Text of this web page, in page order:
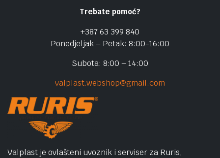
Trebate pomoć?
+387 63 399 840
Ponedjeljak – Petak: 8:00-16:00
Subota: 8:00 – 14:00
valplast.webshop@gmail.com
Valplast je ovlašteni uvoznik i serviser za Ruris,